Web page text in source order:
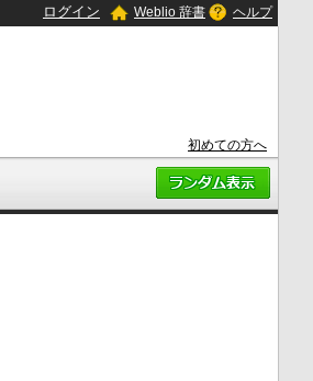
ログイン Weblio 辞書 ヘルプ
初めての方へ